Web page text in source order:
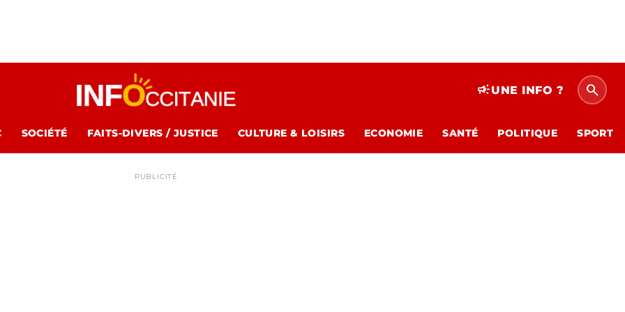
campaignUNE INFO ? search
SOCIÉTÉ FAITS-DIVERS / JUSTICE CULTURE & LOISIRS ECONOMIE SANTÉ POLITIQUE SPORT
PUBLICITÉ